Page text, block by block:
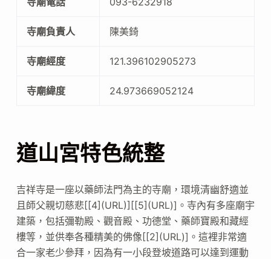
寺廟負責人 陳美錡
寺廟經度 121.396102905273
寺廟緯度 24.973669052124
道山宮特色統整
吉祥寺是一座以藥師法門為主的寺廟，環境清幽舒適並
且師父親切慈悲[[4](URL)][[5](URL)]。寺內有多座廟宇
建築，包括彌勒殿、觀音殿、功德堂、藥師寶殿和藏經
樓等，並供奉各種精美的佛像[[2](URL)]。這裡非常適
合一家老少參拜，因為有一小段登坡道路可以達到運動